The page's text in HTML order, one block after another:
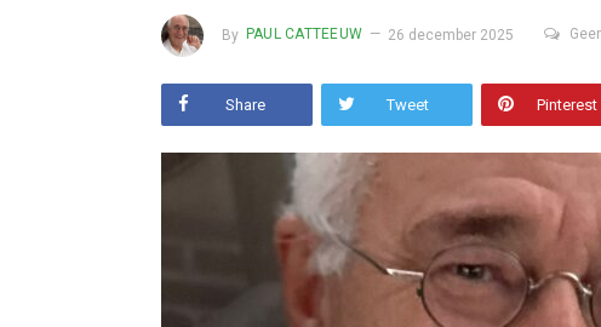
By PAUL CATTEEUW 26 december 2025
Share Tweet Pinterest